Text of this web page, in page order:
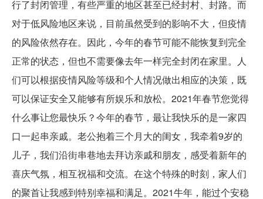
行了封闭管理，有些严重的地区甚至已经封村、封路。而
对于低风险地区来说，目前虽然受到的影响不大，但疫情
的风险依然存在。因此，今年的春节可能不能恢复到完全
正常的状态，但也不需要像去年一样完全封闭在家里。人
们可以根据疫情风险等级和个人情况做出相应的决策，既
可以保证安全又能够有所娱乐和放松。2021年春节您觉得
什么事让您最快乐？今年的春节，最让我快乐的是一家四
口一起串亲戚。老公抱着三个月大的闺女，我牵着9岁的
儿子，我们沿街串巷地去拜访亲戚和朋友，感受着新年的
喜庆气氛，相互祝福和交流。在这个特殊的时刻，家人们
的聚首让我感到特别幸福和满足。2021牛年，能过个安稳